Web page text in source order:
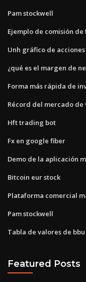
Pam stockwell
Ejemplo de comisión
Unh gráfico de acciones
¿qué es el margen de
Forma más rápida de
Récord del mercado
Hft trading bot
Fx en google fiber
Demo de la aplicación
Bitcoin eur stock
Plataforma comercial
Pam stockwell
Tabla de valores de bbu
Featured Posts